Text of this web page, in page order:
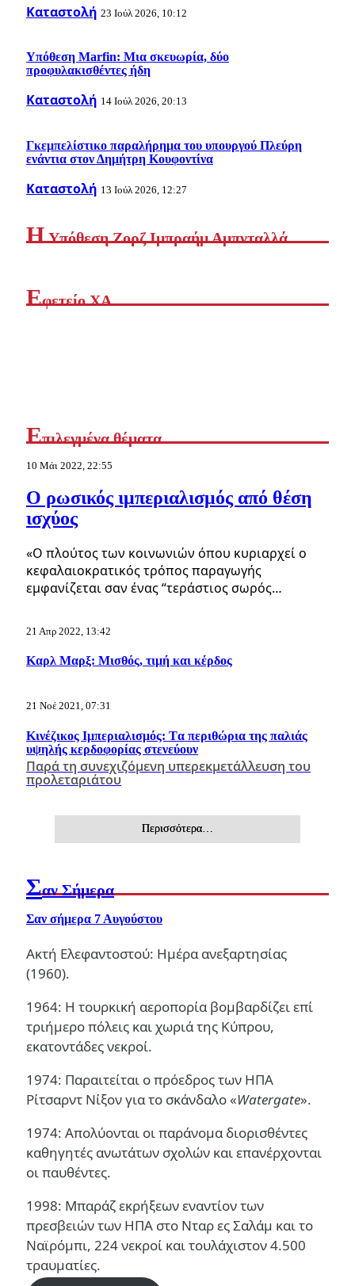
Καταστολή 23 Ιούλ 2026, 10:12
Υπόθεση Marfin: Μια σκευωρία, δύο
προφυλακισθέντες ήδη
Καταστολή 14 Ιούλ 2026, 20:13
Γκεμπελίστικο παραλήρημα του υπουργού Πλεύρη
ενάντια στον Δημήτρη Κουφοντίνα
Καταστολή 13 Ιούλ 2026, 12:27
ΗYπόθεση Ζορζ Ιμπραήμ Αμπνταλλά
Εφετείο ΧΑ
Επιλεγμένα θέματα
10 Μάι 2022, 22:55
Ο ρωσικός ιμπεριαλισμός από θέση
ισχύος
«Ο πλούτος των κοινωνιών όπου κυριαρχεί ο
κεφαλαιοκρατικός τρόπος παραγωγής
εμφανίζεται σαν ένας “τεράστιος σωρός…
21 Απρ 2022, 13:42
Καρλ Μαρξ: Μισθός, τιμή και κέρδος
21 Νοέ 2021, 07:31
Κινέζικος Ιμπεριαλισμός: Tα περιθώρια της παλιάς
υψηλής κερδοφορίας στενεύουν
Παρά τη συνεχιζόμενη υπερεκμετάλλευση του
προλεταριάτου
Περισσότερα…
Σαν Σήμερα
Σαν σήμερα 7 Αυγούστου
Ακτή Ελεφαντοστού: Ημέρα ανεξαρτησίας
(1960).
1964: Η τουρκική αεροπορία βομβαρδίζει επί
τριήμερο πόλεις και χωριά της Κύπρου,
εκατοντάδες νεκροί.
1974: Παραιτείται ο πρόεδρος των ΗΠΑ
Ρίτσαρντ Νίξον για το σκάνδαλο «Watergate».
1974: Απολύονται οι παράνομα διορισθέντες
καθηγητές ανωτάτων σχολών και επανέρχονται
οι παυθέντες.
1998: Μπαράζ εκρήξεων εναντίον των
πρεσβειών των ΗΠΑ στο Νταρ ες Σαλάμ και το
Ναϊρόμπι, 224 νεκροί και τουλάχιστον 4.500
τραυματίες.